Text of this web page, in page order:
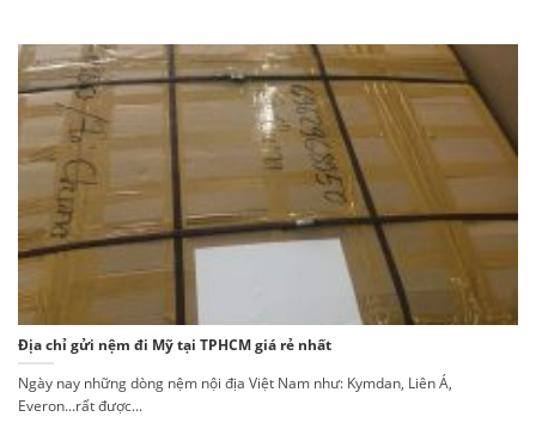
Địa chỉ gửi nệm đi Mỹ tại TPHCM giá rẻ nhất
Ngày nay những dòng nệm nội địa Việt Nam như: Kymdan, Liên Á,
Everon...rất được...